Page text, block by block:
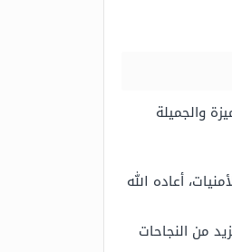
والجميلة
أعاده الله
من النجاحات